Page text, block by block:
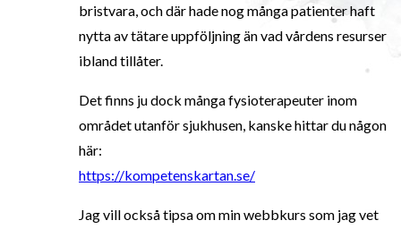
bristvara, och där hade nog många patienter haft
nytta av tätare uppföljning än vad vårdens resurser
ibland tillåter.
Det finns ju dock många fysioterapeuter inom
området utanför sjukhusen, kanske hittar du någon
här:
https://kompetenskartan.se/
Jag vill också tipsa om min webbkurs som jag vet